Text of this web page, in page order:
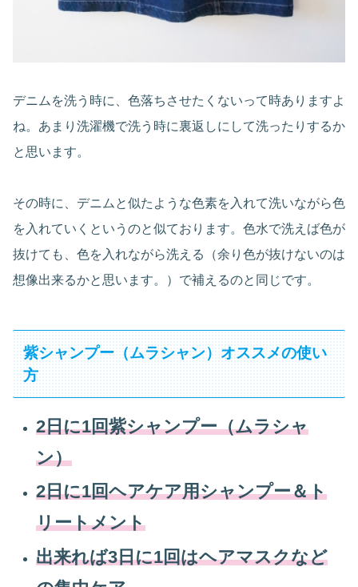
デニムを洗う時に、色落ちさせたくないって時ありますよ
ね。あまり洗濯機で洗う時に裏返しにして洗ったりするか
と思います。
その時に、デニムと似たような色素を入れて洗いながら色
を入れていくというのと似ております。色水で洗えば色が
抜けても、色を入れながら洗える（余り色が抜けないのは
想像出来るかと思います。）で補えるのと同じです。
紫シャンプー（ムラシャン）オススメの使い
方
2日に1回紫シャンプー（ムラシャ
ン）
2日に1回ヘアケア用シャンプー＆ト
リートメント
出来れば3日に1回はヘアマスクなど